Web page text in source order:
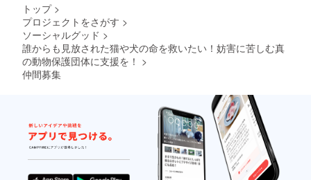
トップ >
プロジェクトをさがす >
ソーシャルグッド >
誰からも見放された猫や犬の命を救いたい！妨害に苦しむ真
の動物保護団体に支援を！ >
仲間募集